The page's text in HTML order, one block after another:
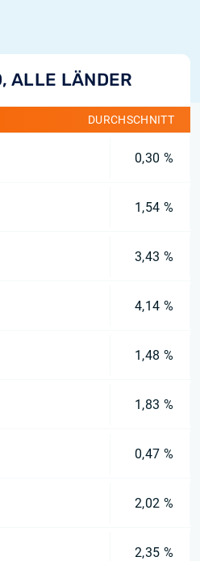
ALLE LÄNDER
DURCHSCHNITT
0,30 %
1,54 %
3,43 %
4,14 %
1,48 %
1,83 %
0,47 %
2,02 %
2,35 %